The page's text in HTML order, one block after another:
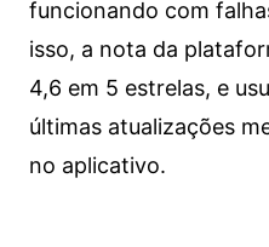
funcionando com
isso, a nota da
4,6 em 5 estrelas, e
últimas atualizações
no aplicativo.